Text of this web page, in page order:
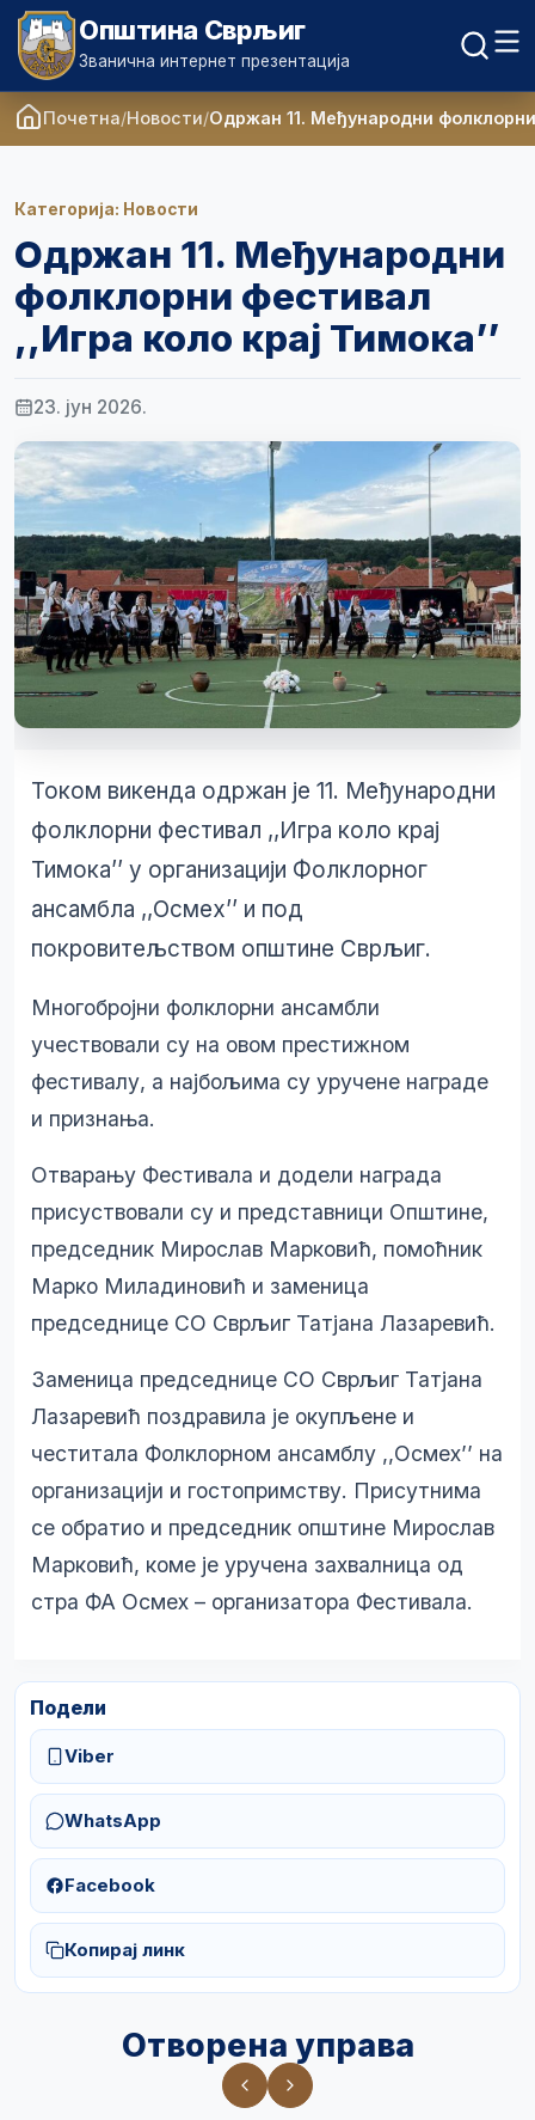
Општина Сврљиг
Званична интернет презентација
Почетна Новости Одржан 11. Међународни
Категорија: Новости
Одржан 11. Међународни
фолклорни фестивал
,,Игра коло крај Тимока’’
23. јун 2026.
Током викенда одржан је 11. Међународни
фолклорни фестивал ,,Игра коло крај
Тимока’’ у организацији Фолклорног
ансамбла ,,Осмех’’ и под
покровитељством општине Сврљиг.
Многобројни фолклорни ансамбли
учествовали су на овом престижном
фестивалу, а најбољима су уручене награде
и признања.
Отварању Фестивала и додели награда
присуствовали су и представници Општине,
председник Мирослав Марковић, помоћник
Марко Миладиновић и заменица
председнице СО Сврљиг Татјана Лазаревић.
Заменица председнице СО Сврљиг Татјана
Лазаревић поздравила је окупљене и
честитала Фолклорном ансамблу ,,Осмех’’ на
организацији и гостопримству. Присутнима
се обратио и председник општине Мирослав
Марковић, коме је уручена захвалница од
стра ФА Осмех – организатора Фестивала.
Подели
Viber
WhatsApp
Facebook
Копирај линк
Отворена управа